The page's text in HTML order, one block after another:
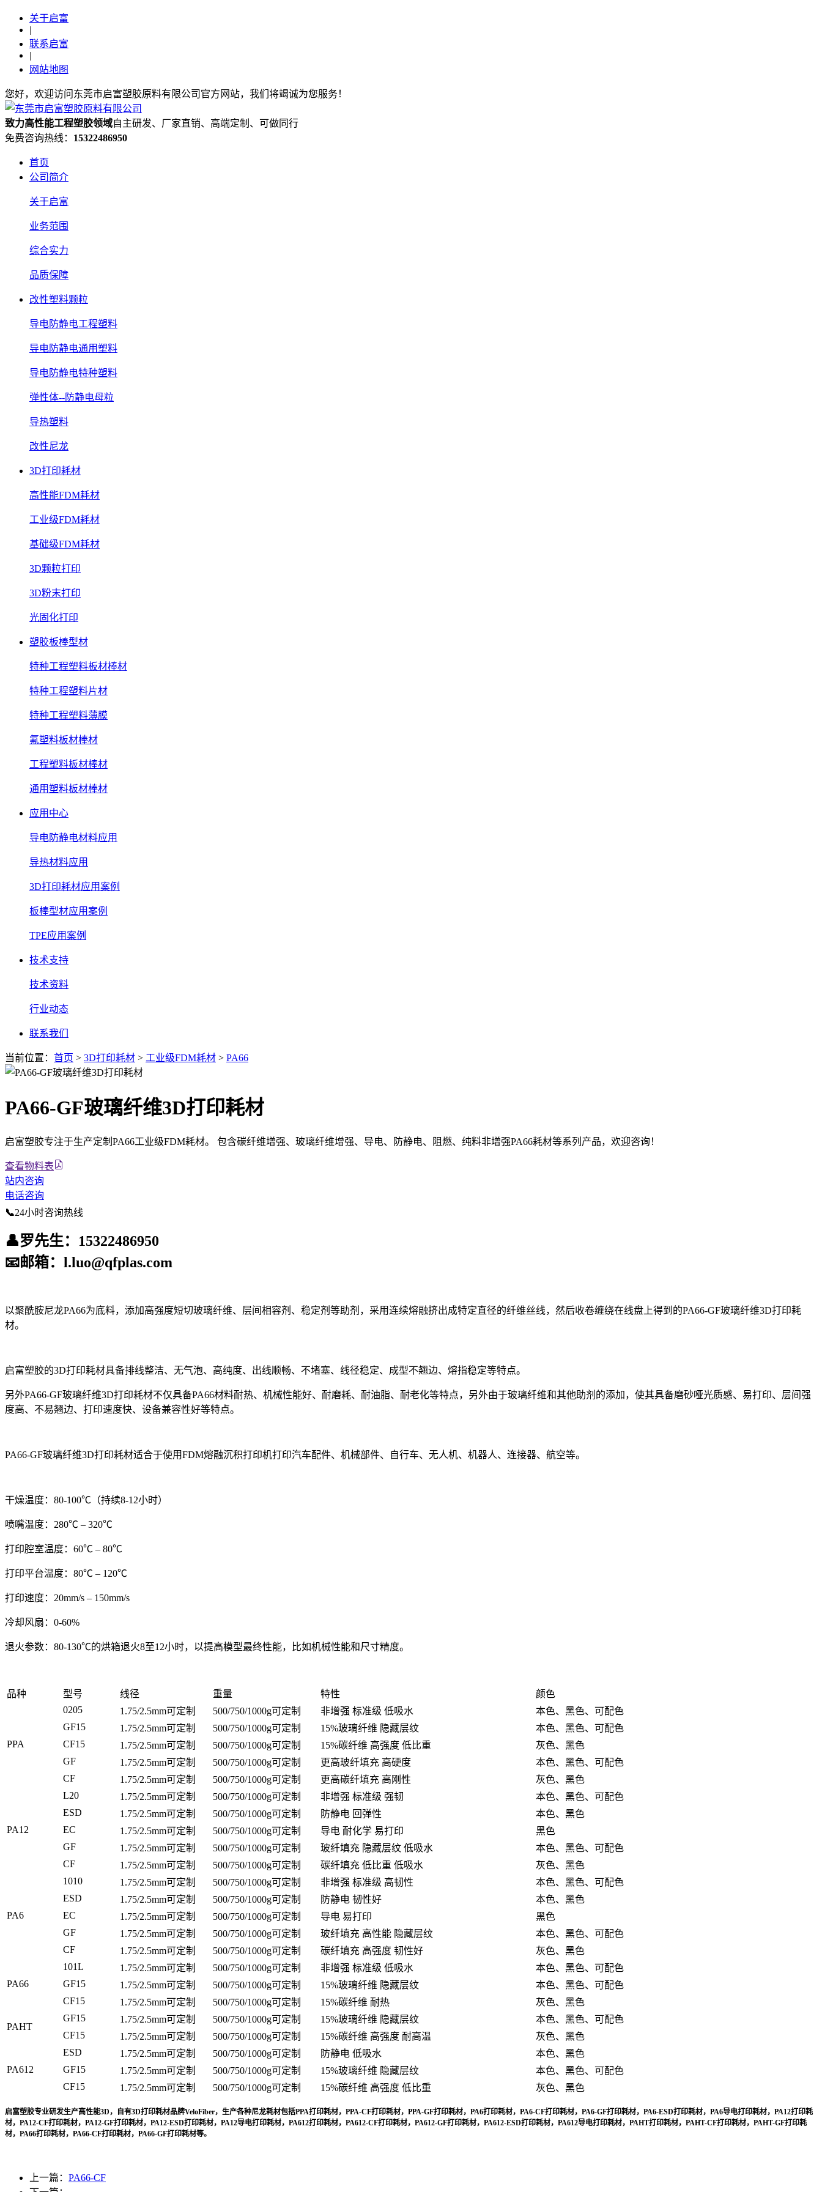
关于启富
|
联系启富
|
网站地图
您好，欢迎访问东莞市启富塑胶原料有限公司官方网站，我们将竭诚为您服务！
致力高性能工程塑胶领域自主研发、厂家直销、高端定制、可做同行
免费咨询热线： 15322486950
首页
公司简介
关于启富
业务范围
综合实力
品质保障
改性塑料颗粒
导电防静电工程塑料
导电防静电通用塑料
导电防静电特种塑料
弹性体--防静电母粒
导热塑料
改性尼龙
3D打印耗材
高性能FDM耗材
工业级FDM耗材
基础级FDM耗材
3D颗粒打印
3D粉末打印
光固化打印
塑胶板棒型材
特种工程塑料板材棒材
特种工程塑料片材
特种工程塑料薄膜
氟塑料板材棒材
工程塑料板材棒材
通用塑料板材棒材
应用中心
导电防静电材料应用
导热材料应用
3D打印耗材应用案例
板棒型材应用案例
TPE应用案例
技术支持
技术资料
行业动态
联系我们
当前位置： 首页 > 3D打印耗材 > 工业级FDM耗材 > PA66
PA66-GF玻璃纤维3D打印耗材
启富塑胶专注于生产定制PA66工业级FDM耗材。 包含碳纤维增强、玻璃纤维增强、导电、防静电、阻燃、纯料非增强PA66耗材等系列产品，欢迎咨询！
查看物料表
站内咨询
电话咨询
📞24小时咨询热线
👤罗先生：15322486950
📧邮箱：l.luo@qfplas.com
以聚酰胺尼龙PA66为底料，添加高强度短切玻璃纤维、层间相容剂、稳定剂等助剂，采用连续熔融挤出成特定直径的纤维丝线，然后收卷缠绕在线盘上得到的PA66-GF玻璃纤维3D打印耗
材。
启富塑胶的3D打印耗材具备排线整洁、无气泡、高纯度、出线顺畅、不堵塞、线径稳定、成型不翘边、熔指稳定等特点。
另外PA66-GF玻璃纤维3D打印耗材不仅具备PA66材料耐热、机械性能好、耐磨耗、耐油脂、耐老化等特点，另外由于玻璃纤维和其他助剂的添加，使其具备磨砂哑光质感、易打印、层间强
度高、不易翘边、打印速度快、设备兼容性好等特点。
PA66-GF玻璃纤维3D打印耗材适合于使用FDM熔融沉积打印机打印汽车配件、机械部件、自行车、无人机、机器人、连接器、航空等。
干燥温度：80-100℃（持续8-12小时）
喷嘴温度：280℃ – 320℃
打印腔室温度：60℃ – 80℃
打印平台温度：80℃ – 120℃
打印速度：20mm/s – 150mm/s
冷却风扇：0-60%
退火参数：80-130℃的烘箱退火8至12小时，以提高模型最终性能，比如机械性能和尺寸精度。
品种 型号 线径 重量 特性 颜色
PPA
0205 1.75/2.5mm可定制 500/750/1000g可定制 非增强 标准级 低吸水
本色、黑色、可配色
GF15
1.75/2.5mm可定制 500/750/1000g可定制 15%玻璃纤维 隐藏层纹
本色、黑色、可配色
CF15
1.75/2.5mm可定制 500/750/1000g可定制 15%碳纤维 高强度 低比重
灰色、黑色
GF
1.75/2.5mm可定制 500/750/1000g可定制 更高玻纤填充 高硬度
本色、黑色、可配色
CF
1.75/2.5mm可定制 500/750/1000g可定制 更高碳纤填充 高刚性 灰色、黑色
PA12
L20 1.75/2.5mm可定制 500/750/1000g可定制 非增强 标准级 强韧
本色、黑色、可配色
ESD
1.75/2.5mm可定制 500/750/1000g可定制 防静电 回弹性
本色、黑色
EC
1.75/2.5mm可定制 500/750/1000g可定制 导电 耐化学 易打印
黑色
GF
1.75/2.5mm可定制 500/750/1000g可定制 玻纤填充 隐藏层纹 低吸水
本色、黑色、可配色
CF
1.75/2.5mm可定制 500/750/1000g可定制 碳纤填充 低比重 低吸水 灰色、黑色
PA6
1010 1.75/2.5mm可定制 500/750/1000g可定制 非增强 标准级 高韧性
本色、黑色、可配色
ESD
1.75/2.5mm可定制 500/750/1000g可定制 防静电 韧性好
本色、黑色
EC
1.75/2.5mm可定制 500/750/1000g可定制 导电 易打印
黑色
GF
1.75/2.5mm可定制 500/750/1000g可定制 玻纤填充 高性能 隐藏层纹
本色、黑色、可配色
CF
1.75/2.5mm可定制 500/750/1000g可定制 碳纤填充 高强度 韧性好 灰色、黑色
PA66
101L 1.75/2.5mm可定制 500/750/1000g可定制 非增强 标准级 低吸水
本色、黑色、可配色
GF15
1.75/2.5mm可定制 500/750/1000g可定制 15%玻璃纤维 隐藏层纹
本色、黑色、可配色
CF15
1.75/2.5mm可定制 500/750/1000g可定制 15%碳纤维 耐热 灰色、黑色
PAHT
GF15 1.75/2.5mm可定制 500/750/1000g可定制 15%玻璃纤维 隐藏层纹
本色、黑色、可配色
CF15
1.75/2.5mm可定制 500/750/1000g可定制 15%碳纤维 高强度 耐高温 灰色、黑色
PA612
ESD 1.75/2.5mm可定制 500/750/1000g可定制 防静电 低吸水
本色、黑色
GF15
1.75/2.5mm可定制 500/750/1000g可定制 15%玻璃纤维 隐藏层纹
本色、黑色、可配色
CF15
1.75/2.5mm可定制 500/750/1000g可定制 15%碳纤维 高强度 低比重 灰色、黑色
启富塑胶专业研发生产高性能3D，自有3D打印耗材品牌VeloFiber，生产各种尼龙耗材包括PPA打印耗材，PPA-CF打印耗材，PPA-GF打印耗材，PA6打印耗材，PA6-CF打印耗材，PA6-GF打印耗材，PA6-ESD打印耗材，PA6导电打印耗材，PA12打印耗
材，PA12-CF打印耗材，PA12-GF打印耗材，PA12-ESD打印耗材，PA12导电打印耗材，PA612打印耗材，PA612-CF打印耗材，PA612-GF打印耗材，PA612-ESD打印耗材，PA612导电打印耗材，PAHT打印耗材，PAHT-CF打印耗材，PAHT-GF打印耗
材，PA66打印耗材，PA66-CF打印耗材，PA66-GF打印耗材等。
上一篇： PA66-CF